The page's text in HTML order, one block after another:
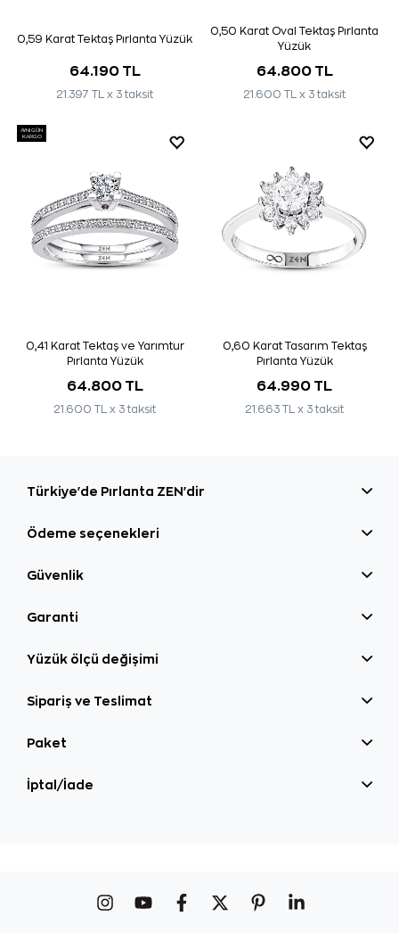
0,59 Karat Tektaş Pırlanta Yüzük
64.190 TL
21.397 TL x 3 taksit
0,50 Karat Oval Tektaş Pırlanta
Yüzük
64.800 TL
21.600 TL x 3 taksit
AYNI GÜN
KARGO
0,41 Karat Tektaş ve Yarımtur
Pırlanta Yüzük
64.800 TL
21.600 TL x 3 taksit
0,60 Karat Tasarım Tektaş
Pırlanta Yüzük
64.990 TL
21.663 TL x 3 taksit
Türkiye'de Pırlanta ZEN'dir
Ödeme seçenekleri
Güvenlik
Garanti
Yüzük ölçü değişimi
Sipariş ve Teslimat
Paket
İptal/İade